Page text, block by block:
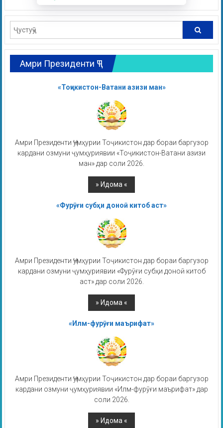
Амри Президенти ҶТ
«Тоҷикистон-Ватани азизи ман»
Амри Президенти Ҷумҳурии Тоҷикистон дар бораи баргузор
кардани озмуни ҷумҳуриявии «Тоҷикистон-Ватани азизи
ман» дар соли 2026.
«Фурӯғи субҳи доноӣ китоб аст»
Амри Президенти Ҷумҳурии Тоҷикистон дар бораи баргузор
кардани озмуни ҷумҳуриявии «Фурӯғи субҳи доноӣ китоб
аст» дар соли 2026.
«Илм-фурӯғи маърифат»
Амри Президенти Ҷумҳурии Тоҷикистон дар бораи баргузор
кардани озмуни ҷумҳуриявии «Илм-фурӯғи маърифат» дар
соли 2026.